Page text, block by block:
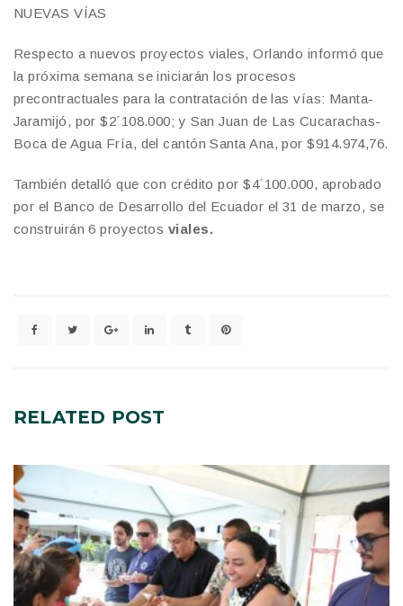
NUEVAS VÍAS
Respecto a nuevos proyectos viales, Orlando informó que
la próxima semana se iniciarán los procesos
precontractuales para la contratación de las vías: Manta-
Jaramijó, por $2´108.000; y San Juan de Las Cucarachas-
Boca de Agua Fría, del cantón Santa Ana, por $914.974,76.
También detalló que con crédito por $4´100.000, aprobado
por el Banco de Desarrollo del Ecuador el 31 de marzo, se
construirán 6 proyectos viales.
RELATED POST